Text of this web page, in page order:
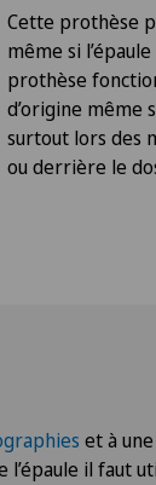
Cette prothèse
même si
prothèse
d’origine même
surtout lors des
ou derrière le
et à une
il faut